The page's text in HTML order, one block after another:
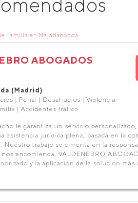
Familia en Majadahonda
ABOGADOS
(Madrid)
| Penal | Desahucios | Violencia
| Accidentes tráfico
le garantiza un servicio
asistencia jurídica plena, basada en la
Nuestro trabajo se cimenta en la
encomienda. VALDENEBRO
y la aplicación de la solución más